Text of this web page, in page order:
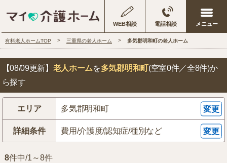
WEB相談 電話相談
有料老人ホームTOP 三重県の老人ホーム 多気郡明和町の老人ホーム
【08/09更新】 老人ホームを多気郡明和町(空室0件／全8件)か
ら探す
エリア 多気郡明和町 変更
詳細条件 費用/介護度/認知症/種別など 変更
8件中/1～8件